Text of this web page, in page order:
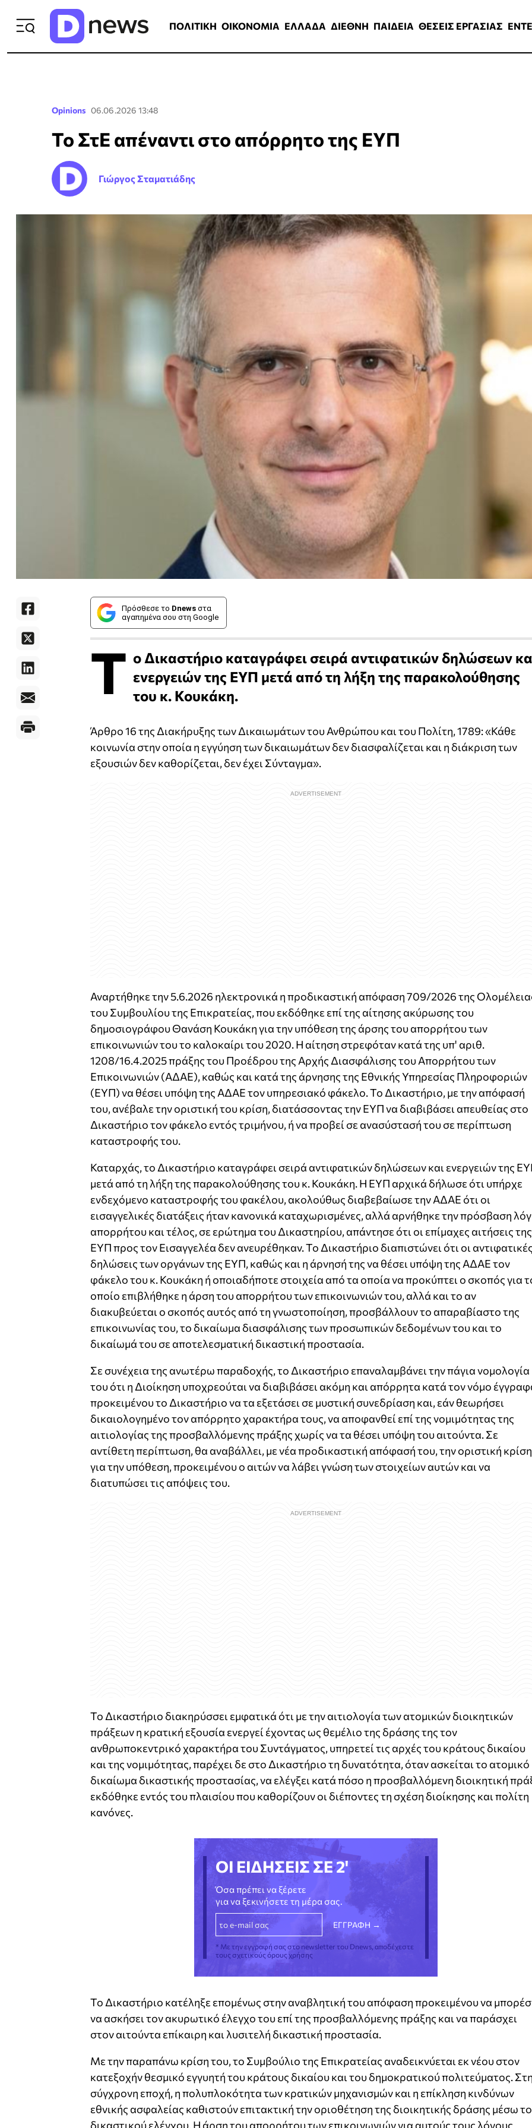
ΠΟΛΙΤΙΚΗ ΟΙΚΟΝΟΜΙΑ ΕΛΛΑΔΑ ΔΙΕΘΝΗ ΠΑΙΔΕΙΑ ΘΕΣΕΙΣ ΕΡΓΑΣΙΑΣ
Opinions 06.06.2026 13:48
Το ΣτΕ απέναντι στο απόρρητο της ΕΥΠ
Γιώργος Σταματιάδης
Πρόσθεσε το Dnews στα
αγαπημένα σου στη Google
Τ ο Δικαστήριο καταγράφει σειρά αντιφατικών δηλώσεων
ενεργειών της ΕΥΠ μετά από τη λήξη της παρακολούθησης
του κ. Κουκάκη.
Άρθρο 16 της Διακήρυξης των Δικαιωμάτων του Ανθρώπου και του Πολίτη, 1789: «Κάθε
κοινωνία στην οποία η εγγύηση των δικαιωμάτων δεν διασφαλίζεται και η διάκριση των
εξουσιών δεν καθορίζεται, δεν έχει Σύνταγμα».
Αναρτήθηκε την 5.6.2026 ηλεκτρονικά η προδικαστική απόφαση 709/2026 της
του Συμβουλίου της Επικρατείας, που εκδόθηκε επί της αίτησης ακύρωσης του
δημοσιογράφου Θανάση Κουκάκη για την υπόθεση της άρσης του απορρήτου των
επικοινωνιών του το καλοκαίρι του 2020. Η αίτηση στρεφόταν κατά της υπ' αριθ.
1208/16.4.2025 πράξης του Προέδρου της Αρχής Διασφάλισης του Απορρήτου των
Επικοινωνιών (ΑΔΑΕ), καθώς και κατά της άρνησης της Εθνικής Υπηρεσίας Πληροφοριών
(ΕΥΠ) να θέσει υπόψη της ΑΔΑΕ τον υπηρεσιακό φάκελο. Το Δικαστήριο, με την απόφασή
του, ανέβαλε την οριστική του κρίση, διατάσσοντας την ΕΥΠ να διαβιβάσει απευθείας στο
Δικαστήριο τον φάκελο εντός τριμήνου, ή να προβεί σε ανασύστασή του σε περίπτωση
καταστροφής του.
Καταρχάς, το Δικαστήριο καταγράφει σειρά αντιφατικών δηλώσεων και ενεργειών της
μετά από τη λήξη της παρακολούθησης του κ. Κουκάκη. Η ΕΥΠ αρχικά δήλωσε ότι υπήρχε
ενδεχόμενο καταστροφής του φακέλου, ακολούθως διαβεβαίωσε την ΑΔΑΕ ότι οι
εισαγγελικές διατάξεις ήταν κανονικά καταχωρισμένες, αλλά αρνήθηκε την πρόσβαση
απορρήτου και τέλος, σε ερώτημα του Δικαστηρίου, απάντησε ότι οι επίμαχες αιτήσεις της
ΕΥΠ προς τον Εισαγγελέα δεν ανευρέθηκαν. Το Δικαστήριο διαπιστώνει ότι οι
δηλώσεις των οργάνων της ΕΥΠ, καθώς και η άρνησή της να θέσει υπόψη της ΑΔΑΕ τον
φάκελο του κ. Κουκάκη ή οποιαδήποτε στοιχεία από τα οποία να προκύπτει ο σκοπός για
οποίο επιβλήθηκε η άρση του απορρήτου των επικοινωνιών του, αλλά και το αν
διακυβεύεται ο σκοπός αυτός από τη γνωστοποίηση, προσβάλλουν το απαραβίαστο της
επικοινωνίας του, το δικαίωμα διασφάλισης των προσωπικών δεδομένων του και το
δικαίωμά του σε αποτελεσματική δικαστική προστασία.
Σε συνέχεια της ανωτέρω παραδοχής, το Δικαστήριο επαναλαμβάνει την πάγια νομολογία
του ότι η Διοίκηση υποχρεούται να διαβιβάσει ακόμη και απόρρητα κατά τον νόμο
προκειμένου το Δικαστήριο να τα εξετάσει σε μυστική συνεδρίαση και, εάν θεωρήσει
δικαιολογημένο τον απόρρητο χαρακτήρα τους, να αποφανθεί επί της νομιμότητας της
αιτιολογίας της προσβαλλόμενης πράξης χωρίς να τα θέσει υπόψη του αιτούντα. Σε
αντίθετη περίπτωση, θα αναβάλλει, με νέα προδικαστική απόφασή του, την οριστική κρίση
για την υπόθεση, προκειμένου ο αιτών να λάβει γνώση των στοιχείων αυτών και να
διατυπώσει τις απόψεις του.
Το Δικαστήριο διακηρύσσει εμφατικά ότι με την αιτιολογία των ατομικών διοικητικών
πράξεων η κρατική εξουσία ενεργεί έχοντας ως θεμέλιο της δράσης της τον
ανθρωποκεντρικό χαρακτήρα του Συντάγματος, υπηρετεί τις αρχές του κράτους δικαίου
και της νομιμότητας, παρέχει δε στο Δικαστήριο τη δυνατότητα, όταν ασκείται το ατομικό
δικαίωμα δικαστικής προστασίας, να ελέγξει κατά πόσο η προσβαλλόμενη διοικητική
εκδόθηκε εντός του πλαισίου που καθορίζουν οι διέποντες τη σχέση διοίκησης και πολίτη
κανόνες.
ΟΙ ΕΙΔΗΣΕΙΣ ΣΕ 2'
Όσα πρέπει να ξέρετε
για να ξεκινήσετε τη μέρα σας.
* Με την εγγραφή σας στο newsletter του Dnews, αποδέχεστε
τους σχετικούς όρους χρήσης
Το Δικαστήριο κατέληξε επομένως στην αναβλητική του απόφαση προκειμένου να
να ασκήσει τον ακυρωτικό έλεγχο του επί της προσβαλλόμενης πράξης και να παράσχει
στον αιτούντα επίκαιρη και λυσιτελή δικαστική προστασία.
Με την παραπάνω κρίση του, το Συμβούλιο της Επικρατείας αναδεικνύεται εκ νέου στον
κατεξοχήν θεσμικό εγγυητή του κράτους δικαίου και του δημοκρατικού πολιτεύματος.
σύγχρονη εποχή, η πολυπλοκότητα των κρατικών μηχανισμών και η επίκληση κινδύνων
εθνικής ασφαλείας καθιστούν επιτακτική την οριοθέτηση της διοικητικής δράσης μέσω
δικαστικού ελέγχου. Η άρση του απορρήτου των επικοινωνιών για αυτούς τους λόγους